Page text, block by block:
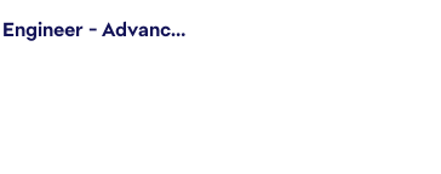
Senior Software Engineer - Advanced Technology Group